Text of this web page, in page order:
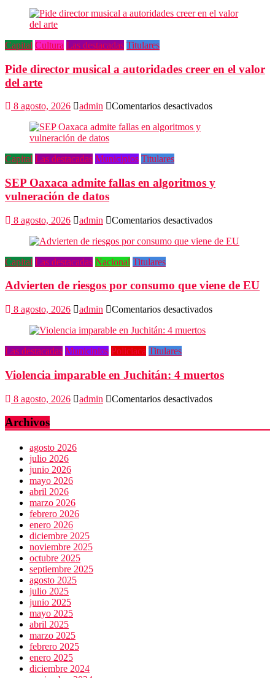
Capital Cultura Las destacadas Titulares
Pide director musical a autoridades creer en el valor
del arte
8 agosto, 2026 admin Comentarios desactivadosen
en
Capital Las destacadas Municipios Titulares
SEP Oaxaca admite fallas en algoritmos y
vulneración de datos
8 agosto, 2026 admin Comentarios desactivadosen
Oaxaca
algoritmos
vulneración
Capital Las destacadas Nacional Titulares
Advierten de riesgos por consumo que viene de EU
8 agosto, 2026 admin Comentarios desactivadosen
que
de
Las destacadas Municipios Policiaca Titulares
Violencia imparable en Juchitán: 4 muertos
8 agosto, 2026 admin Comentarios desactivadosen
en
Archivos
agosto 2026
julio 2026
junio 2026
mayo 2026
abril 2026
marzo 2026
febrero 2026
enero 2026
diciembre 2025
noviembre 2025
octubre 2025
septiembre 2025
agosto 2025
julio 2025
junio 2025
mayo 2025
abril 2025
marzo 2025
febrero 2025
enero 2025
diciembre 2024